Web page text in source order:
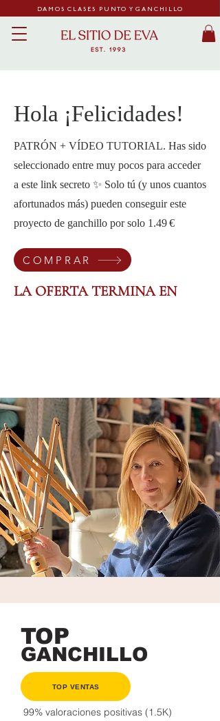
DAMOS CLASES PUNTO Y GANCHILLO
Hola ¡Felicidades!
PATRÓN + VÍDEO TUTORIAL. Has sido
seleccionado entre muy pocos para acceder
a este link secreto ✨ Solo tú (y unos cuantos
afortunados más) pueden conseguir este
proyecto de ganchillo por solo 1.49 €
COMPRAR
LA OFERTA TERMINA EN
TOP
GANCHILLO
TOP VENTAS
99% valoraciones positivas (1.5K)